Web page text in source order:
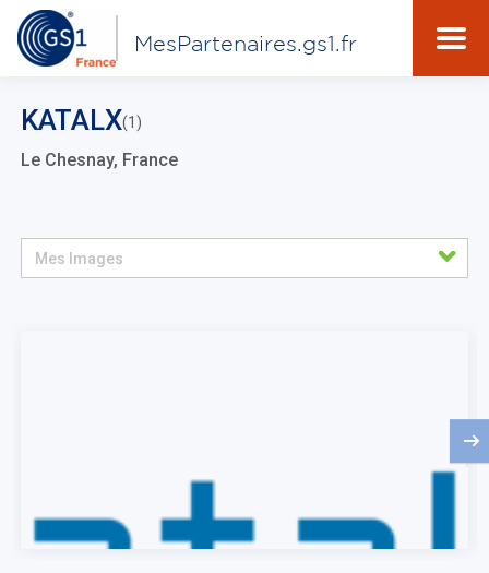
MesPartenaires.gs1.fr
KATALX(1)
Le Chesnay, France
Mes Images